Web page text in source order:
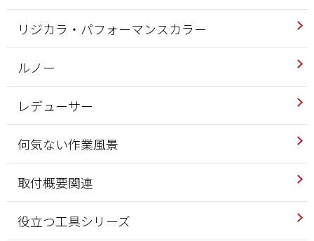
リジカラ・パフォーマンスカラー
ルノー
レデューサー
何気ない作業風景
取付概要関連
役立つ工具シリーズ